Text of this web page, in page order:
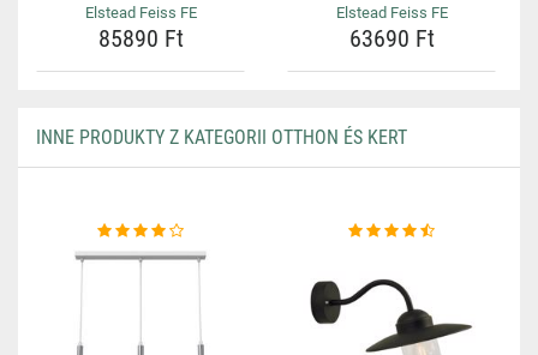
Elstead Feiss FE
85890 Ft
Elstead Feiss FE
63690 Ft
INNE PRODUKTY Z KATEGORII OTTHON ÉS KERT